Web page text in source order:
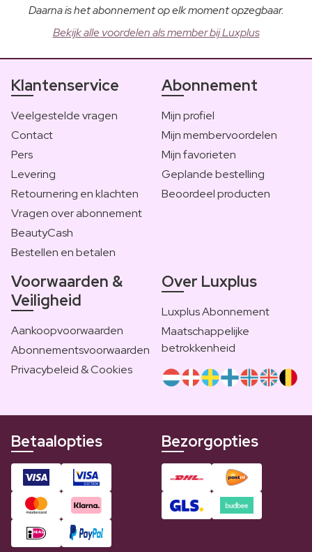
Daarna is het abonnement op elk moment opzegbaar.
Bekijk alle voordelen als member bij Luxplus
Klantenservice
Veelgestelde vragen
Contact
Pers
Levering
Retournering en klachten
Vragen over abonnement
BeautyCash
Bestellen en betalen
Abonnement
Mijn profiel
Mijn membervoordelen
Mijn favorieten
Geplande bestelling
Beoordeel producten
Voorwaarden &
Veiligheid
Aankoopvoorwaarden
Abonnementsvoorwaarden
Privacybeleid & Cookies
Over Luxplus
Luxplus Abonnement
Maatschappelijke
betrokkenheid
Betaalopties Bezorgopties